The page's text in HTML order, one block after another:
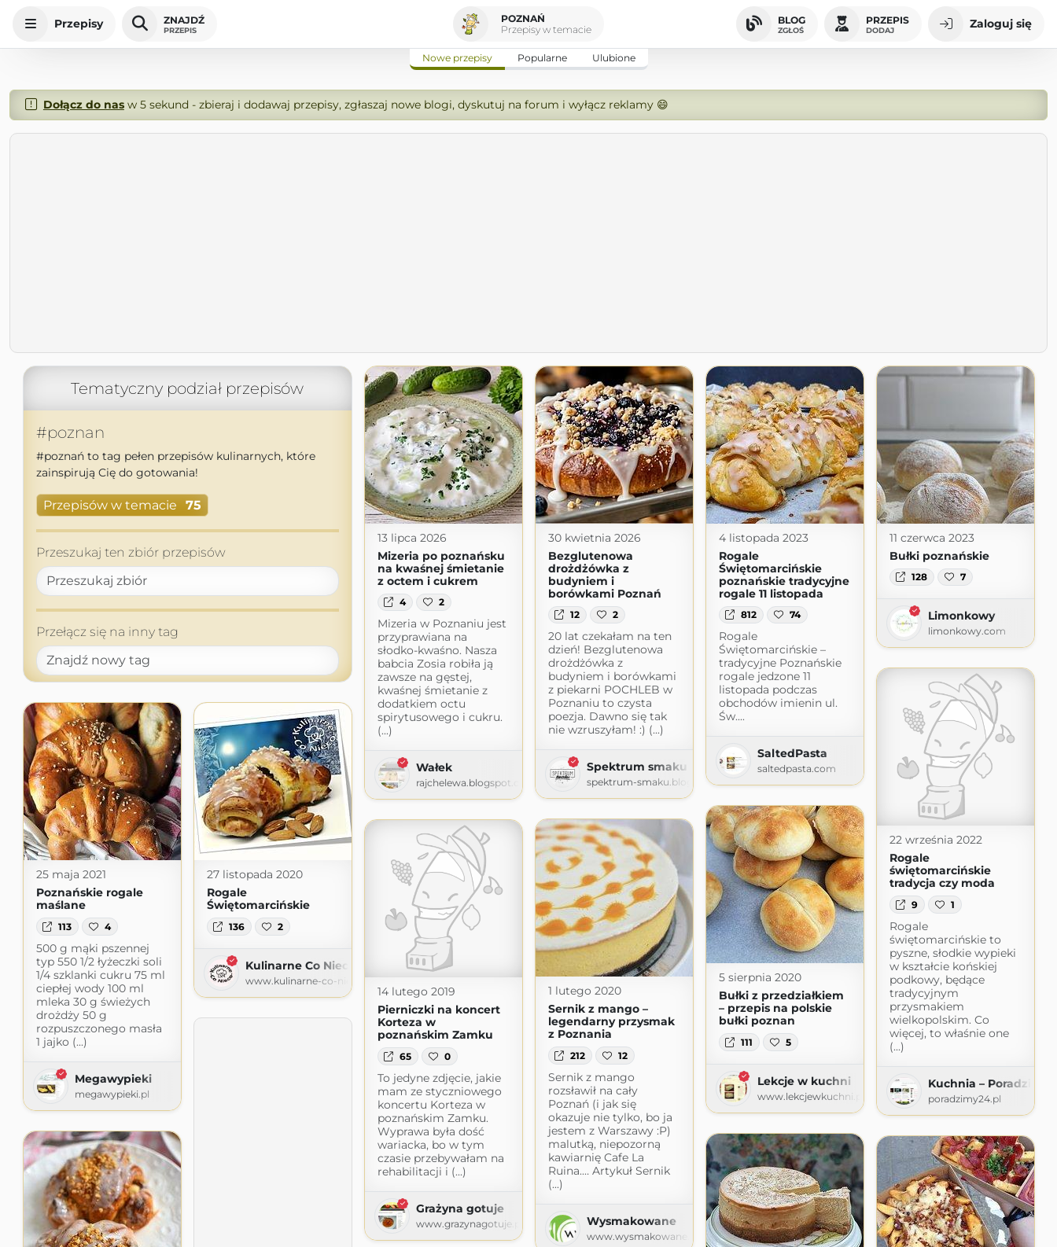
Przepisy ZNAJDŹ
PRZEPIS
POZNAŃ
Przepisy w temacie
BLOG
ZGŁOŚ
PRZEPIS
DODAJ Zaloguj się
Nowe przepisy Popularne Ulubione
Dołącz do nasw 5 sekund - zbieraj i dodawaj przepisy, zgłaszaj nowe blogi, dyskutuj na forum i wyłącz reklamy 😄
Tematyczny podział przepisów
#poznan
#poznań to tag pełen przepisów kulinarnych, które
zainspirują Cię do gotowania!
Przepisów w temacie 75
Przeszukaj ten zbiór przepisów
Przełącz się na inny tag
13 lipca 2026
Mizeria po poznańsku
na kwaśnej śmietanie
z octem i cukrem
4 2
Mizeria w Poznaniu jest
przyprawiana na
słodko-kwaśno. Nasza
babcia Zosia robiła ją
zawsze na gęstej,
kwaśnej śmietanie z
dodatkiem octu
spirytusowego i cukru.
(...)
Wałek
rajchelewa.blogspot.com
30 kwietnia 2026
Bezglutenowa
drożdżówka z
budyniem i
borówkami Poznań
12 2
20 lat czekałam na ten
dzień! Bezglutenowa
drożdżówka z
budyniem i borówkami
z piekarni POCHLEB w
Poznaniu to czysta
poezja. Dawno się tak
nie wzruszyłam! :) (...)
Spektrum smaku
spektrum-smaku.blogspot.com
4 listopada 2023
Rogale
Świętomarcińskie
poznańskie tradycyjne
rogale 11 listopada
812 74
Rogale
Świętomarcińskie –
tradycyjne Poznańskie
rogale jedzone 11
listopada podczas
obchodów imienin ul.
Św....
SaltedPasta
saltedpasta.com
11 czerwca 2023
Bułki poznańskie
128 7
Limonkowy
limonkowy.com
22 września 2022
Rogale
świętomarcińskie
tradycja czy moda
9 1
Rogale
świętomarcińskie to
pyszne, słodkie wypieki
w kształcie końskiej
podkowy, będące
tradycyjnym
przysmakiem
wielkopolskim. Co
więcej, to właśnie one
(...)
Kuchnia –
poradzimy24.pl
25 maja 2021
Poznańskie rogale
maślane
113 4
500 g mąki pszennej
typ 550 1/2 łyżeczki soli
1/4 szklanki cukru 75 ml
ciepłej wody 100 ml
mleka 30 g świeżych
drożdży 50 g
rozpuszczonego masła
1 jajko (...)
Megawypieki
megawypieki.pl
27 listopada 2020
Rogale
Świętomarcińskie
136 2
Kulinarne Co Nieco
www.kulinarne-co-nieco.pl
5 sierpnia 2020
Bułki z przedziałkiem
– przepis na polskie
bułki poznan
111 5
Lekcje w kuchni
www.lekcjewkuchni.pl
1 lutego 2020
Sernik z mango –
legendarny przysmak
z Poznania
212 12
Sernik z mango
rozsławił na cały
Poznań (i jak się
okazuje nie tylko, bo ja
jestem z Warszawy :P)
malutką, niepozorną
kawiarnię Cafe La
Ruina.… Artykuł Sernik
(...)
Wysmakowane
www.wysmakowane.pl
14 lutego 2019
Pierniczki na koncert
Korteza w
poznańskim Zamku
65 0
To jedyne zdjęcie, jakie
mam ze styczniowego
koncertu Korteza w
poznańskim Zamku.
Wyprawa była dość
wariacka, bo w tym
czasie przebywałam na
rehabilitacji i (...)
Grażyna gotuje
www.grazynagotuje.pl